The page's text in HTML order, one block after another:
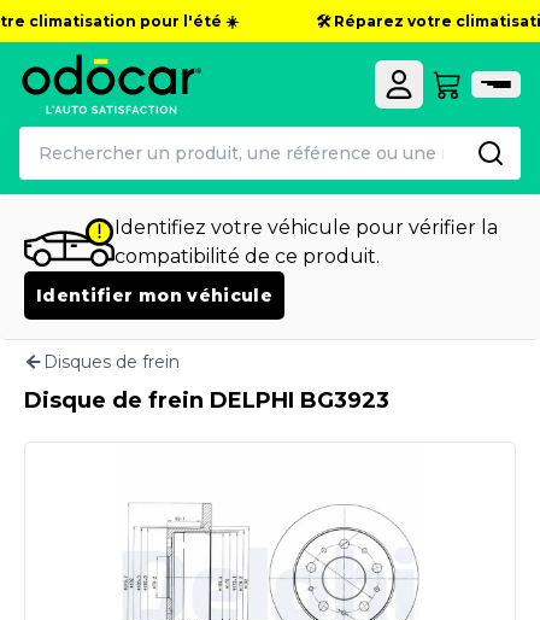
climatisation pour l'été ☀️ 🛠️ Réparez votre
Identifiez votre véhicule pour vérifier la
compatibilité de ce produit.
Identifier mon véhicule
Disques de frein
Disque de frein DELPHI BG3923